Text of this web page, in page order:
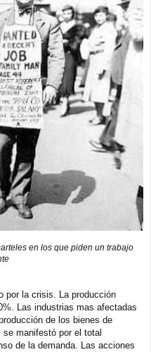
en los que piden un trabajo
por la crisis. La producción
Las industrias mas afectadas
de los bienes de
manifestó por el total
de la demanda. Las acciones